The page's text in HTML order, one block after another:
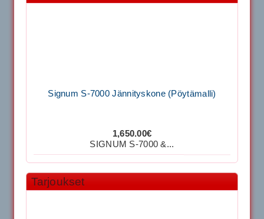
Signum S-7000 Jännityskone (Pöytämalli)
1,650.00€
SIGNUM S-7000 &...
Signum S-7000 Jännityskone (Jalustamalli)
Tarjoukset